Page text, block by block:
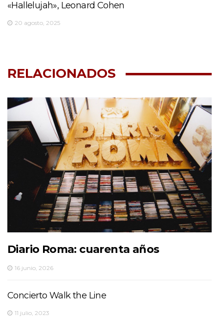
«Hallelujah», Leonard Cohen
20 agosto, 2025
RELACIONADOS
Diario Roma: cuarenta años
16 junio, 2026
Concierto Walk the Line
11 julio, 2023